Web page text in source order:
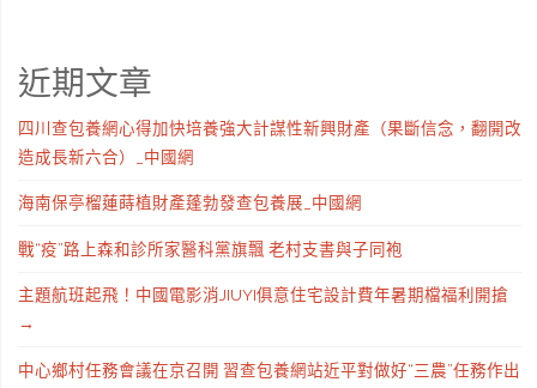
近期文章
四川查包養網心得加快培養強大計謀性新興財產（果斷信念，翻開改
造成長新六合）_中國網
海南保亭榴蓮蒔植財產蓬勃發查包養展_中國網
戰“疫”路上森和診所家醫科黨旗飄 老村支書與子同袍
主題航班起飛！中國電影消JIUYI俱意住宅設計費年暑期檔福利開搶
→
中心鄉村任務會議在京召開 習查包養網站近平對做好“三農”任務作出